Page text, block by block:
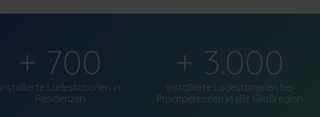
+ 700
installierte Ladestationen in
Residenzen
+ 3.000
installierte Ladestationen bei
Privatpersonen in der Großregion